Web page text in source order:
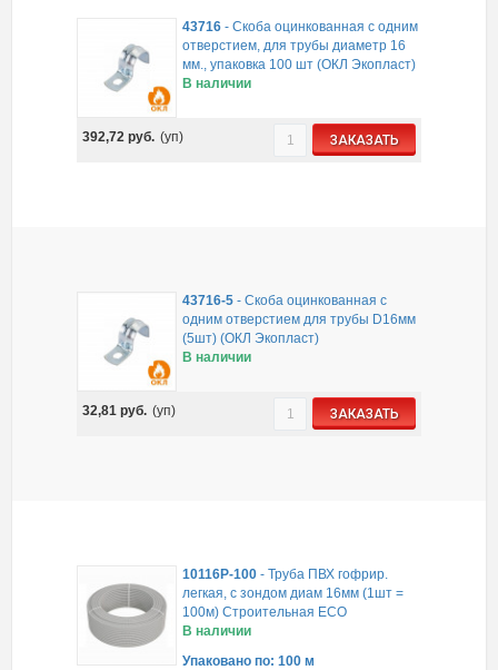
43716 - Скоба оцинкованная с одним
отверстием, для трубы диаметр 16
мм., упаковка 100 шт (ОКЛ Экопласт)
В наличии
392,72 руб. (уп) ЗАКАЗАТЬ
43716-5 - Скоба оцинкованная с
одним отверстием для трубы D16мм
(5шт) (ОКЛ Экопласт)
В наличии
32,81 руб. (уп) ЗАКАЗАТЬ
10116P-100 - Труба ПВХ гофрир.
легкая, с зондом диам 16мм (1шт =
100м) Строительная ECO
В наличии
Упаковано по: 100 м